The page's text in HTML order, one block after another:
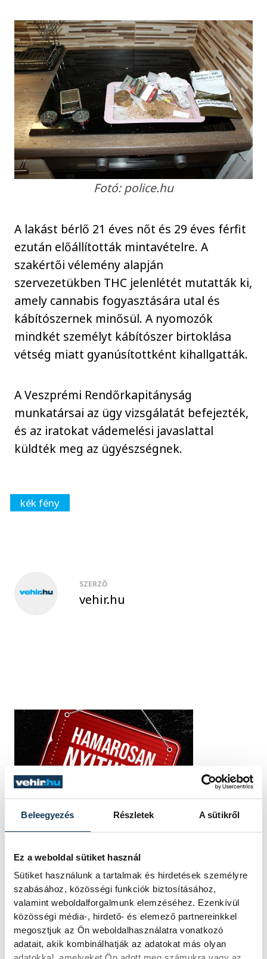
Beleegyezés Részletek A sütikről
Ez a weboldal sütiket használ
Sütiket használunk a tartalmak és hirdetések személyre
szabásához, közösségi funkciók biztosításához,
valamint weboldalforgalmunk elemzéséhez. Ezenkívül
közösségi média-, hirdető- és elemező partnereinkkel
megosztjuk az Ön weboldalhasználatra vonatkozó
adatait, akik kombinálhatják az adatokat más olyan
Fotó: police.hu
A lakást bérlő 21 éves nőt és 29 éves férfit
ezután előállították mintavételre. A
szakértői vélemény alapján
szervezetükben THC jelenlétét mutatták ki,
amely cannabis fogyasztására utal és
kábítószernek minősül. A nyomozók
mindkét személyt kábítószer birtoklása
vétség miatt gyanúsítottként kihallgatták.
A Veszprémi Rendőrkapitányság
munkatársai az ügy vizsgálatát befejezték,
és az iratokat vádemelési javaslattal
küldték meg az ügyészségnek.
kék fény
SZERZŐ
vehir.hu